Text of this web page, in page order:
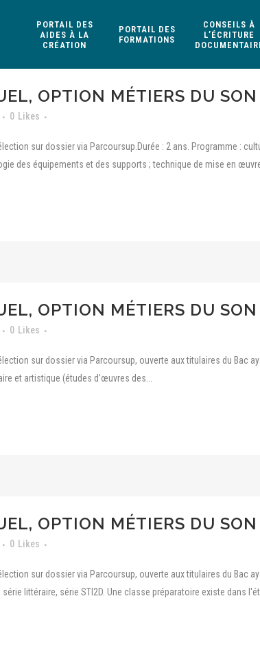
PORTAIL DES
AIDES À LA
CRÉATION
PORTAIL DES
FORMATIONS
CONSEILS À
L’ÉCRITURE
OPTION MÉTIERS DU SON
0 Likes
sur dossier via Parcoursup.Durée : 2 ans. Programme :
des équipements et des supports ; technique de mise en
OPTION MÉTIERS DU SON
0 Likes
sur dossier via Parcoursup, ouverte aux titulaires du Bac
et artistique (études d’œuvres des...
OPTION MÉTIERS DU SON
0 Likes
sur dossier via Parcoursup, ouverte aux titulaires du Bac
littéraire, série STI2D. Une classe préparatoire existe dans